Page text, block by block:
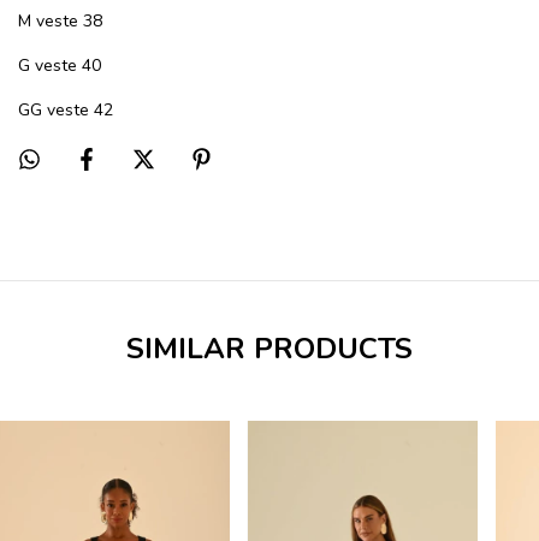
M veste 38
G veste 40
GG veste 42
SIMILAR PRODUCTS